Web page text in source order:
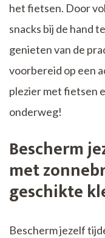
het fietsen. Door
snacks bij de hand
genieten van de
voorbereid op een
plezier met fietsen
onderweg!
Bescherm
met
geschikte
Bescherm jezelf